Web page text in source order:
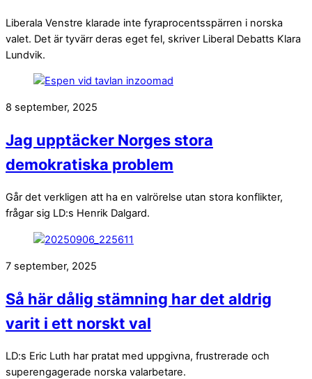
Liberala Venstre klarade inte fyraprocentsspärren i norska
valet. Det är tyvärr deras eget fel, skriver Liberal Debatts Klara
Lundvik.
8 september, 2025
Jag upptäcker Norges stora
demokratiska problem
Går det verkligen att ha en valrörelse utan stora konflikter,
frågar sig LD:s Henrik Dalgard.
7 september, 2025
Så här dålig stämning har det aldrig
varit i ett norskt val
LD:s Eric Luth har pratat med uppgivna, frustrerade och
superengagerade norska valarbetare.